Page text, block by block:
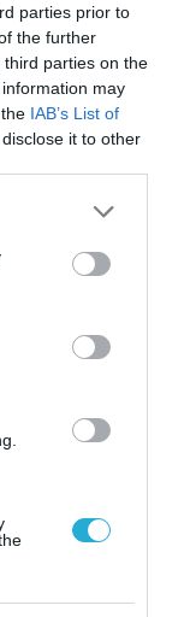
parties prior to
the further
parties on the
may
IAB’s List of
it to other
or more Google
You may click to
party tags to
in below Google
μπλοκάρει τη
ευθύνες στη
ζητά
για τον ΟΠΕΚΕΠΕ